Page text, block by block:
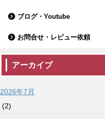
ブログ・Youtube
お問合せ・レビュー依頼
アーカイブ
2026年7月
(2)